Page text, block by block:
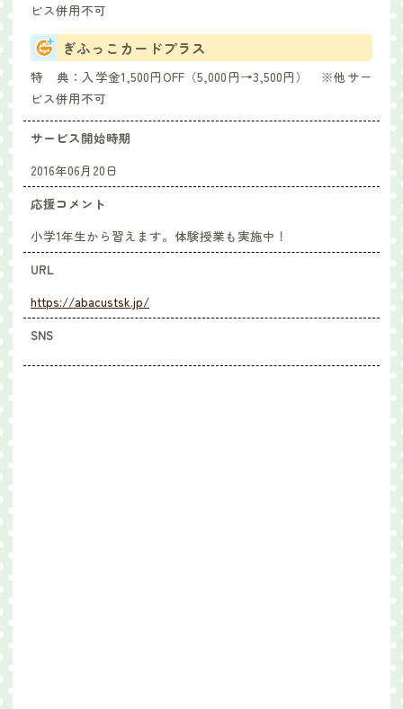
ビス併用不可
ぎふっこカードプラス
特 典：入学金1,500円OFF（5,000円→3,500円） ※他サー
ビス併用不可
サービス開始時期
2016年06月20日
応援コメント
小学1年生から習えます。体験授業も実施中！
URL
https://abacustsk.jp/
SNS